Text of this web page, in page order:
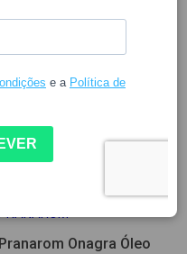
Pranarom Onagra Óleo